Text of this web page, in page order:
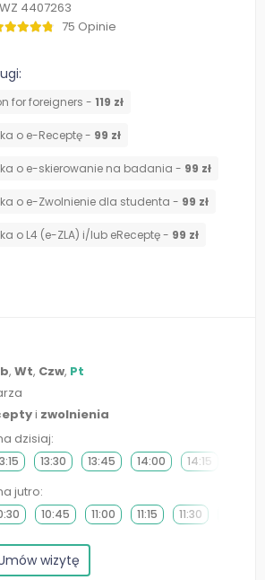
4407263
75 Opinie
for foreigners - 119 zł
o e-Receptę - 99 zł
o e-skierowanie na badania - 99 zł
o e-Zwolnienie dla studenta - 99 zł
o L4 (e-ZLA) i/lub eReceptę - 99 zł
, Wt, Czw, Pt
i zwolnienia
dzisiaj:
13:30 13:45 14:00 14:15
jutro:
10:45 11:00 11:15 11:30
wizytę